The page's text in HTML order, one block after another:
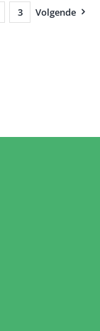
3 Volgende